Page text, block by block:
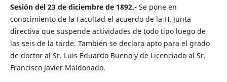
Sesión del 23 de diciembre de 1892.- Se pone en
conocimiento de la Facultad el acuerdo de la H. Junta
directiva que suspende actividades de todo tipo luego de
las seis de la tarde. También se declara apto para el grado
de doctor al Sr. Luis Eduardo Bueno y de Licenciado al Sr.
Francisco Javier Maldonado.